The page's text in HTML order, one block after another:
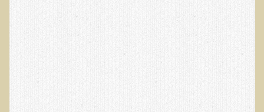
שומות ודבלולי עור והקשר להרעלה ומצבים רגשיים
דבלולי עור והקשר למצב ההורמונלי והנוירולוגי